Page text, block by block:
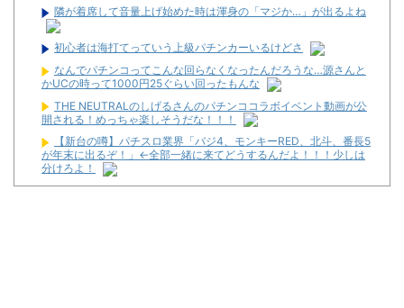
隣が着席して音量上げ始めた時は渾身の「マジか…」が出るよね
初心者は海打てっていう上級パチンカーいるけどさ
なんでパチンコってこんな回らなくなったんだろうな…源さんと
かUCの時って1000円25ぐらい回ったもんな
THE NEUTRALのしげるさんのパチンココラボイベント動画が公
開される！めっちゃ楽しそうだな！！！
【新台の噂】パチスロ業界「バジ4、モンキーRED、北斗、番長5
が年末に出るぞ！」←全部一緒に来てどうするんだよ！！！少しは
分けろよ！
【悲報】パチンカスさん「客のデータを収集し出玉を全て管理。